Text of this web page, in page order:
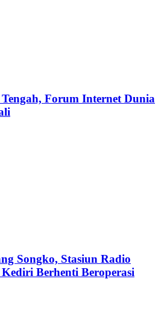
Forum Internet Dunia
Songko, Stasiun Radio
Berhenti Beroperasi